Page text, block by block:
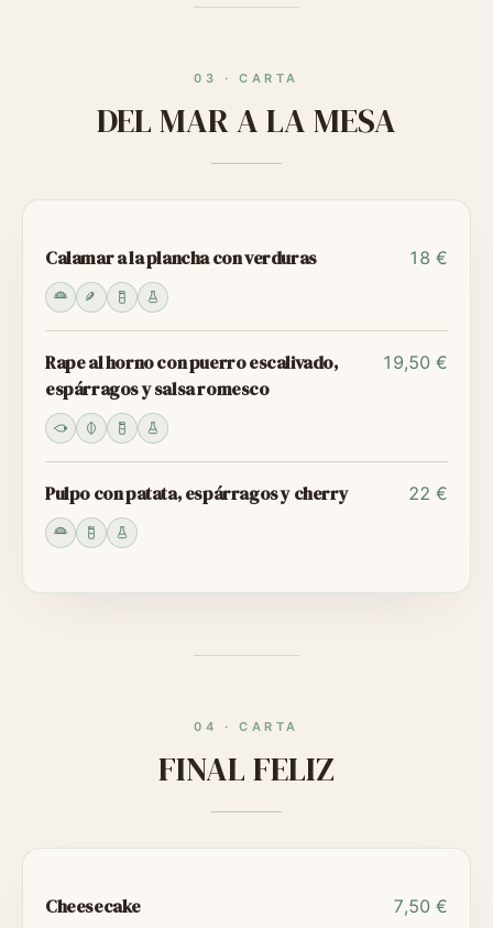
03 · CARTA
DEL MAR A LA MESA
Calamar a la plancha con verduras 18 €
Rape al horno con puerro escalivado,
espárragos y salsa romesco
19,50 €
Pulpo con patata, espárragos y cherry 22 €
04 · CARTA
FINAL FELIZ
Cheesecake 7,50 €